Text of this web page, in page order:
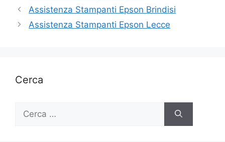
Assistenza Stampanti Epson Brindisi
Assistenza Stampanti Epson Lecce
Cerca
per: